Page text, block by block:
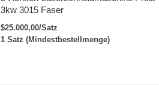
3kw 3015 Faser
$25.000,00/Satz
1 Satz (Mindestbestellmenge)